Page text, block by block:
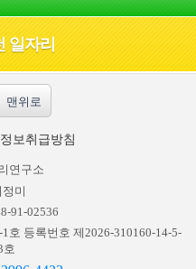
일자리
맨위로
보취급방침
연구소
정미
91-02536
호 등록번호 제2026-310160-14-5-
호